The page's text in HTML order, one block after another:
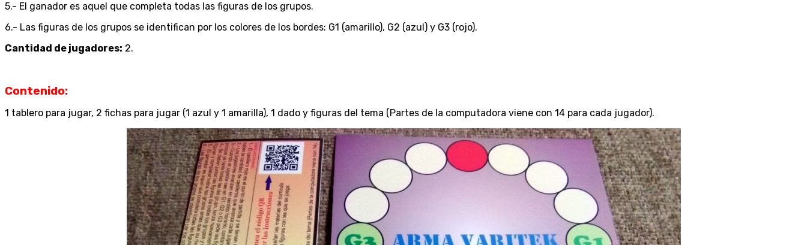
5.- El ganador es aquel que completa todas las figuras de los grupos.
6.- Las figuras de los grupos se identifican por los colores de los bordes: G1 (amarillo), G2 (azul) y G3 (rojo).
Cantidad de jugadores: 2.
Contenido:
1 tablero para jugar, 2 fichas para jugar (1 azul y 1 amarilla), 1 dado y figuras del tema (Partes de la computadora viene con 14 para cada jugador).